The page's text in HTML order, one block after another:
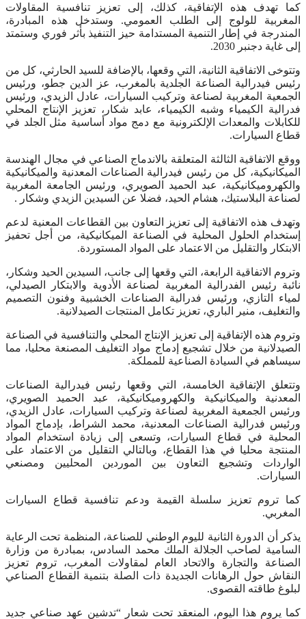
كما تهدف هذه الإتفاقية، كذلك، إلى تعزيز تنافسية المقاولات
المغربية للولوج إلى الطلب العمومي. وستدخل هذه المبادرة،
المندرجة في إطار التنمية المستدامة حيز التنفيذ بأثر فوري وستمتد
إلى غاية دجنبر 2030.
وتتوخى الاتفاقية الثانية، التي وقعها، بالإضافة للسيد الحارثي، كل من
رئيس فيدرالية الصناعة الجلدية بالمغرب، عز الدين جطو، ورئيس
الجمعية المغربية لصناعة وتركيب السيارات، عادل الزيدي، ورئيس
فدرالية الكيمياء وشبه الكيمياء، عابد شكار، تعزيز الإنتاج المحلي
للكابلات والمعدات الإلكترونية مع دمج مواد أساسية مثل الجلد في
قطاع السيارات.
ووقع الاتفاقية الثالثة المتعلقة بالاندماج الصناعي في مجال الهندسة
الميكانيكية، كل من رئيس فيدرالية الصناعات المعدنية والميكانيكية
والكهروميكانيكية، عبد الحميد الصويري، ورئيس الجامعة المغربية
لصناعة البلاستيك، هشام الحيد، فضلا عن السيدين الزيدي وشكار .
وتهدف هذه الاتفاقية إلى تعزيز التعاون بين القطاعات المعنية لدعم
إستخدام الحلول المحلية في الصناعة الميكانيكية، من أجل تحفيز
الابتكار والتقليل من الاعتماد على المواد المستوردة.
وتروم الاتفاقية الرابعة، التي وقعها إلى جانب، السيدين الحيد وشكار،
نائبة رئيس الفدرالية المغربية لصناعة الأدوية والابتكار الصيدلي،
لمياء التازي، ورئيس فدرالية الصناعات الخشبية وفنون التصميم
والتغليف، منير الباري، تعزيز تكامل المنتجات الصيدلانية.
وتروم هذه الإتفاقية إلى تعزيز الإنتاج المحلي والتنافسية في الصناعة
الصيدلانية من خلال تشجيع إدماج مواد التغليف المصنعة محليا، مما
سيساهم في السيادة الصناعية للمملكة.
وتتعلق الإتفاقية الخامسة، التي وقعها رئيس فيدرالية الصناعات
المعدنية والميكانيكية والكهروميكانيكية، عبد الحميد الصويري،
ورئيس الجمعية المغربية لصناعة وتركيب السيارات، عادل الزيدي،
ورئيس فدرالية الصناعات المعدنية، محمد الشراط، بإدماج المواد
المحلية في قطاع السيارات، وتسعى إلى زيادة استخدام المواد
المنتجة محليا في هذا القطاع، وبالتالي التقليل من الاعتماد على
الواردات وتشجيع التعاون بين الموردين المحليين ومصنعي
السيارات.
كما تروم تعزيز سلسلة القيمة ودعم تنافسية قطاع السيارات
المغربي.
يذكر أن الدورة الثانية لليوم الوطني للصناعة، المنظمة تحت الرعاية
السامية لصاحب الجلالة الملك محمد السادس، بمبادرة من وزارة
الصناعة والتجارة والاتحاد العام لمقاولات المغرب، تروم تعزيز
النقاش حول الرهانات الجديدة ذات الصلة بتنمية القطاع الصناعي
لبلوغ طاقته القصوى.
كما يروم هذا اليوم، المنعقد تحت شعار “تدشين عهد صناعي جديد